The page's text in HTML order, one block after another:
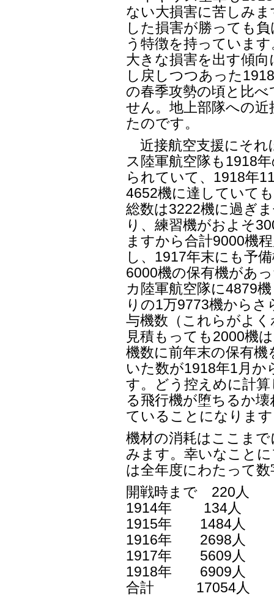
ない大損害に苦しみ
した損害が勝っても
う特徴を持っていま
大きな損害を出す傾
し戻しつつあった
の春季攻勢の頃と比
せん。地上部隊への
たのです。
近接航空支援にそれ
ス陸軍航空隊も1918
られていて、1918年
4652機に達していて
総数は3222機に過ぎ
り、練習機がおよそ
ますから合計9000機
し、1917年末にも予
6000機の保有機があ
カ陸軍航空隊に4879
りの1万9773機から
与機数（これらがよ
見積もっても2000機
機数に前年末の保有
いた数が1918年1月か
す。どう控えめに計
る飛行機が堕ちるか
ていることになりま
機材の消耗はここま
みます。幸いなこと
は全年度にわたって
開戦時まで 220人
1914年 134人
1915年 1484人
1916年 2698人
1917年 5609人
1918年 6909人
合計 17054人